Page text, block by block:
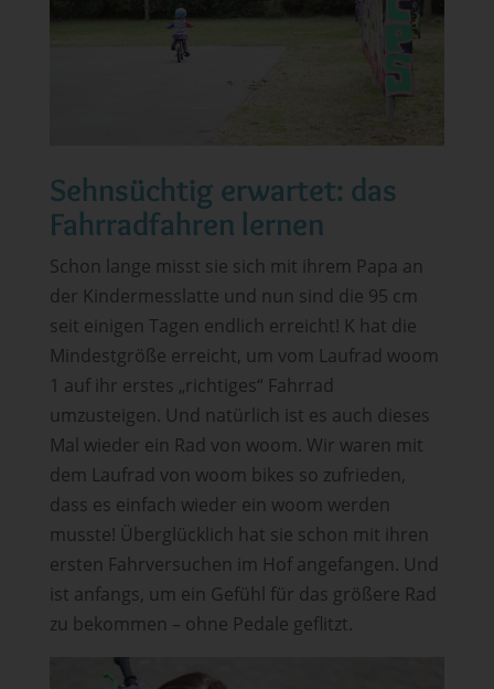
Sehnsüchtig erwartet: das
Fahrradfahren lernen
Schon lange misst sie sich mit ihrem Papa an
der Kindermesslatte und nun sind die 95 cm
seit einigen Tagen endlich erreicht! K hat die
Mindestgröße erreicht, um vom Laufrad woom
1 auf ihr erstes „richtiges“ Fahrrad
umzusteigen. Und natürlich ist es auch dieses
Mal wieder ein Rad von woom. Wir waren mit
dem Laufrad von woom bikes so zufrieden,
dass es einfach wieder ein woom werden
musste! Überglücklich hat sie schon mit ihren
ersten Fahrversuchen im Hof angefangen. Und
ist anfangs, um ein Gefühl für das größere Rad
zu bekommen – ohne Pedale geflitzt.